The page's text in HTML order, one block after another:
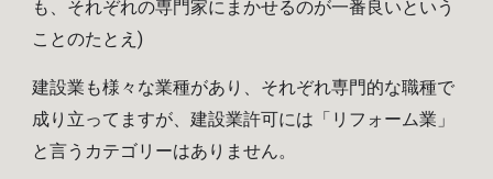
も、それぞれの専門家にまかせるのが一番良いという
ことのたとえ)
建設業も様々な業種があり、それぞれ専門的な職種で
成り立ってますが、建設業許可には「リフォーム業」
と言うカテゴリーはありません。